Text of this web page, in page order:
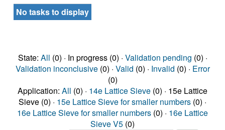
No tasks to display
State: All (0) · In progress (0) · Validation pending (0) ·
Validation inconclusive(0) · Valid (0) · Invalid (0) · Error
(0)
Application: All (0) · 14e Lattice Sieve (0) · 15e Lattice
Sieve (0) · 15e Lattice Sieve for smaller numbers (0) ·
16e Lattice Sieve for smaller numbers (0) · 16e Lattice
Sieve V5 (0)